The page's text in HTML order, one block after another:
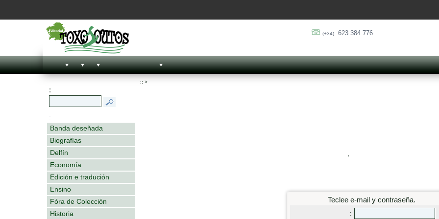
(+34) 623 384 776
:
:
Banda deseñada
Biografías
Delfín
Economía
Edición e tradución
Ensino
Fóra de Colección
Historia
:: >
.
Teclee e-mail y contraseña.
: